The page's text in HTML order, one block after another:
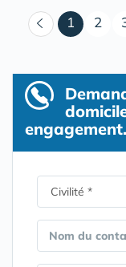
1 2
engagement.
Nom du